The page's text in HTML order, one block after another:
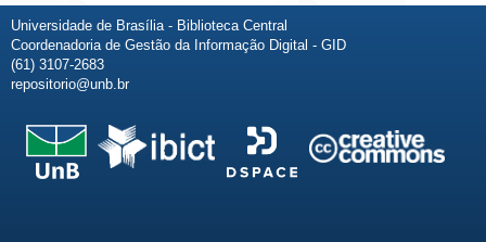
Universidade de Brasília - Biblioteca Central
Coordenadoria de Gestão da Informação Digital - GID
(61) 3107-2683
repositorio@unb.br